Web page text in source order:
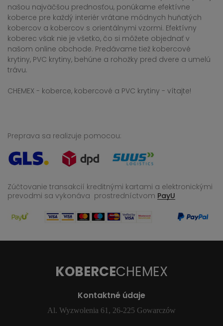
našou najväčšou prednosťou, ponúkame efektívne
koberce pre každý interiér vrátane módnych huňatých
kobercov a kobercov s orientálnymi vzormi. Efektívny
koberec však nie je všetko, čo si môžete objednať v
našom online obchode. Predávame tiež kobercové
krytiny, PVC krytiny, behúne a rohožky pred dvere a umelú
trávu.
CHEMEX - koberce, kobercové a PVC krytiny - vítajte!
Preprava sa realizuje pomocou:
Zúčtovanie transakcií kreditnými kartami a elektronickými
prevodmi sa vykonáva prostredníctvom PayU
KOBERCECHEMEX
Kontaktné údaje
Al. Wyzwolenia 61, 26-225 Gowarczów